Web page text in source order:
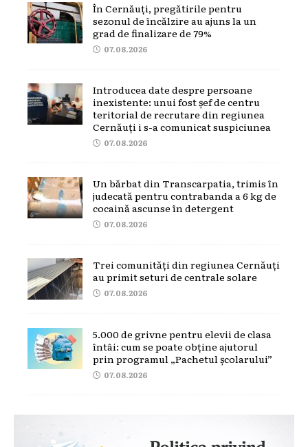
În Cernăuți, pregătirile pentru
sezonul de încălzire au ajuns la un
grad de finalizare de 79%
07.08.2026
Introducea date despre persoane
inexistente: unui fost șef de centru
teritorial de recrutare din regiunea
Cernăuți i s-a comunicat suspiciunea
07.08.2026
Un bărbat din Transcarpatia, trimis în
judecată pentru contrabanda a 6 kg de
cocaină ascunse în detergent
07.08.2026
Trei comunități din regiunea Cernăuți
au primit seturi de centrale solare
07.08.2026
5.000 de grivne pentru elevii de clasa
întâi: cum se poate obține ajutorul
prin programul „Pachetul școlarului”
07.08.2026